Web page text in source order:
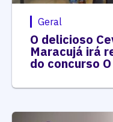
Geral
O delicioso
Maracujá irá
do concurso